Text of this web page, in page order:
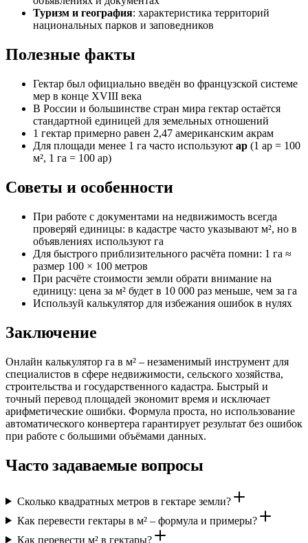
Туризм и география: характеристика территорий
национальных парков и заповедников
Полезные факты
Гектар был официально введён во французской системе
мер в конце XVIII века
В России и большинстве стран мира гектар остаётся
стандартной единицей для земельных отношений
1 гектар примерно равен 2,47 американским акрам
Для площади менее 1 га часто используют ар (1 ар = 100
м², 1 га = 100 ар)
Советы и особенности
При работе с документами на недвижимость всегда
проверяй единицы: в кадастре часто указывают м², но в
объявлениях используют га
Для быстрого приблизительного расчёта помни: 1 га ≈
размер 100 × 100 метров
При расчёте стоимости земли обрати внимание на
единицу: цена за м² будет в 10 000 раз меньше, чем за га
Используй калькулятор для избежания ошибок в нулях
Заключение
Онлайн калькулятор га в м² – незаменимый инструмент для
специалистов в сфере недвижимости, сельского хозяйства,
строительства и государственного кадастра. Быстрый и
точный перевод площадей экономит время и исключает
арифметические ошибки. Формула проста, но использование
автоматического конвертера гарантирует результат без ошибок
при работе с большими объёмами данных.
Часто задаваемые вопросы
Сколько квадратных метров в гектаре земли?
Как перевести гектары в м² – формула и примеры?
Как перевести м² в гектары?